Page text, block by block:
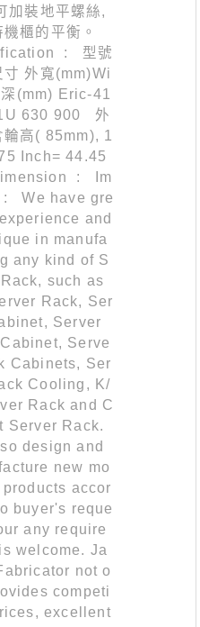
加裝地平螺絲,
機櫃的平衡。
: 型號
寸 外寬(mm)Wi
(mm) Eric-41
630 900 外
輪高( 85mm), 1
Inch= 44.45
: Im
We have gre
and
in manufa
any kind of S
such as
Rack, Ser
Server
Serve
Cabinets, Ser
Cooling, K/
Rack and C
Server Rack.
design and
new mo
accor
buyer's reque
any require
welcome. Ja
not o
competi
excellent